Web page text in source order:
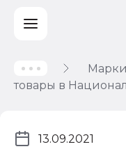
товары в
13.09.2021
Учет и